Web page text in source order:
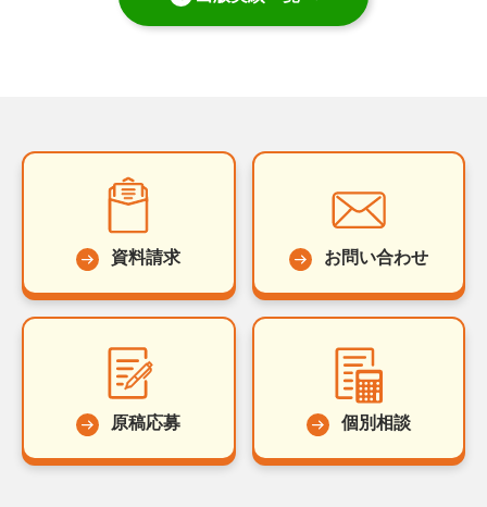
資料請求 お問い合わせ
原稿応募 個別相談